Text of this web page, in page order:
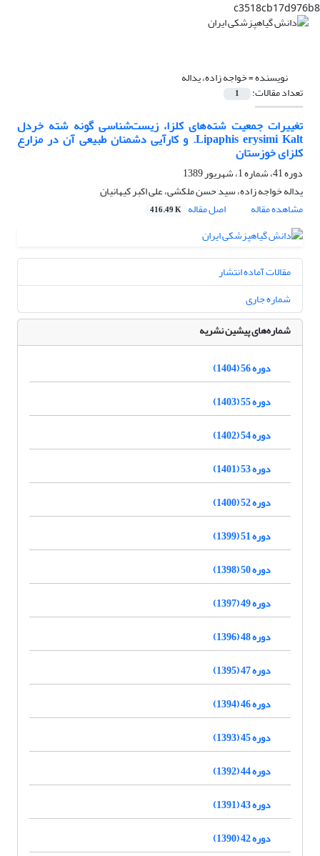
c3518cb17d976b8
نویسنده =خواجه زاده، یداله
تعداد مقالات: 1
تغییرات جمعیت شته‌های کلزا، زیست‌شناسی گونه شته خردل
Lipaphis erysimi Kalt. و کارآیی دشمنان طبیعی آن در مزارع
کلزای خوزستان
دوره 41، شماره 1، شهریور 1389
یداله خواجه زاده، سید حسن ملکشی، علی اکبر کیهانیان
مشاهده مقاله
اصل مقاله 416.49 K
مقالات آماده انتشار
شماره جاری
شماره‌های پیشین نشریه
دوره 56 (1404)
دوره 55 (1403)
دوره 54 (1402)
دوره 53 (1401)
دوره 52 (1400)
دوره 51 (1399)
دوره 50 (1398)
دوره 49 (1397)
دوره 48 (1396)
دوره 47 (1395)
دوره 46 (1394)
دوره 45 (1393)
دوره 44 (1392)
دوره 43 (1391)
دوره 42 (1390)